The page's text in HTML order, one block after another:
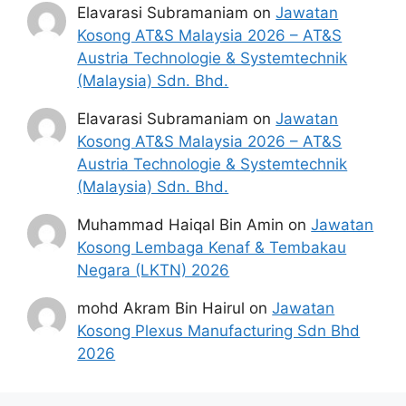
berjaya.
Mohon Jawatan
Penafian: Pihak kami bukan dari mana-
mana agensi Kerajaan terlibat. Maklumat
yang terdapat dalam portal kerjakini.com
adalah sahih dan diolah dari sumber rasmi
kerajaan dan sumber yang dipercayai
Kami tidak meminta atau menerima
sebarang maklumat peribadi pemohon
kerana kami tidak menguruskan urusan
pengambilan pekerja. kami hanya
mengiklankan kekosongan jawatan sahaja.
Terima Kasih.
Elavarasi Subramaniam onJawatan
Kosong AT&S Malaysia 2026 – AT&S
Austria Technologie & Systemtechnik
(Malaysia) Sdn. Bhd.
Elavarasi Subramaniam onJawatan
Kosong AT&S Malaysia 2026 – AT&S
Austria Technologie & Systemtechnik
(Malaysia) Sdn. Bhd.
Muhammad Haiqal Bin Amin onJawatan
Kosong Lembaga Kenaf & Tembakau
Negara (LKTN) 2026
mohd Akram Bin Hairul onJawatan
Kosong Plexus Manufacturing Sdn Bhd
2026